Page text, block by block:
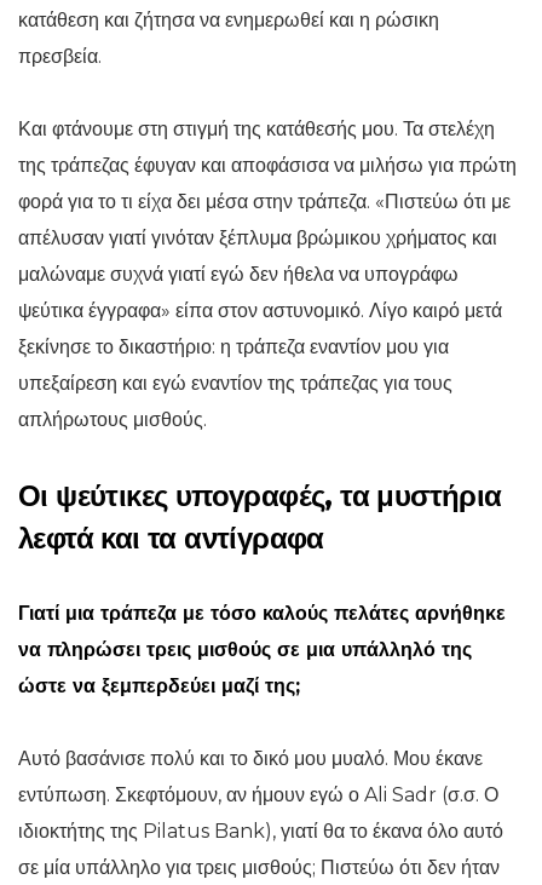
κατάθεση και ζήτησα να ενημερωθεί και η ρώσικη
πρεσβεία.
Και φτάνουμε στη στιγμή της κατάθεσής μου. Τα στελέχη
της τράπεζας έφυγαν και αποφάσισα να μιλήσω για πρώτη
φορά για το τι είχα δει μέσα στην τράπεζα. «Πιστεύω ότι με
απέλυσαν γιατί γινόταν ξέπλυμα βρώμικου χρήματος και
μαλώναμε συχνά γιατί εγώ δεν ήθελα να υπογράφω
ψεύτικα έγγραφα» είπα στον αστυνομικό. Λίγο καιρό μετά
ξεκίνησε το δικαστήριο: η τράπεζα εναντίον μου για
υπεξαίρεση και εγώ εναντίον της τράπεζας για τους
απλήρωτους μισθούς.
Οι ψεύτικες υπογραφές, τα μυστήρια
λεφτά και τα αντίγραφα
Γιατί μια τράπεζα με τόσο καλούς πελάτες αρνήθηκε
να πληρώσει τρεις μισθούς σε μια υπάλληλό της
ώστε να ξεμπερδεύει μαζί της;
Αυτό βασάνισε πολύ και το δικό μου μυαλό. Μου έκανε
εντύπωση. Σκεφτόμουν, αν ήμουν εγώ ο Ali Sadr (σ.σ. Ο
ιδιοκτήτης της Pilatus Bank), γιατί θα το έκανα όλο αυτό
σε μία υπάλληλο για τρεις μισθούς; Πιστεύω ότι δεν ήταν